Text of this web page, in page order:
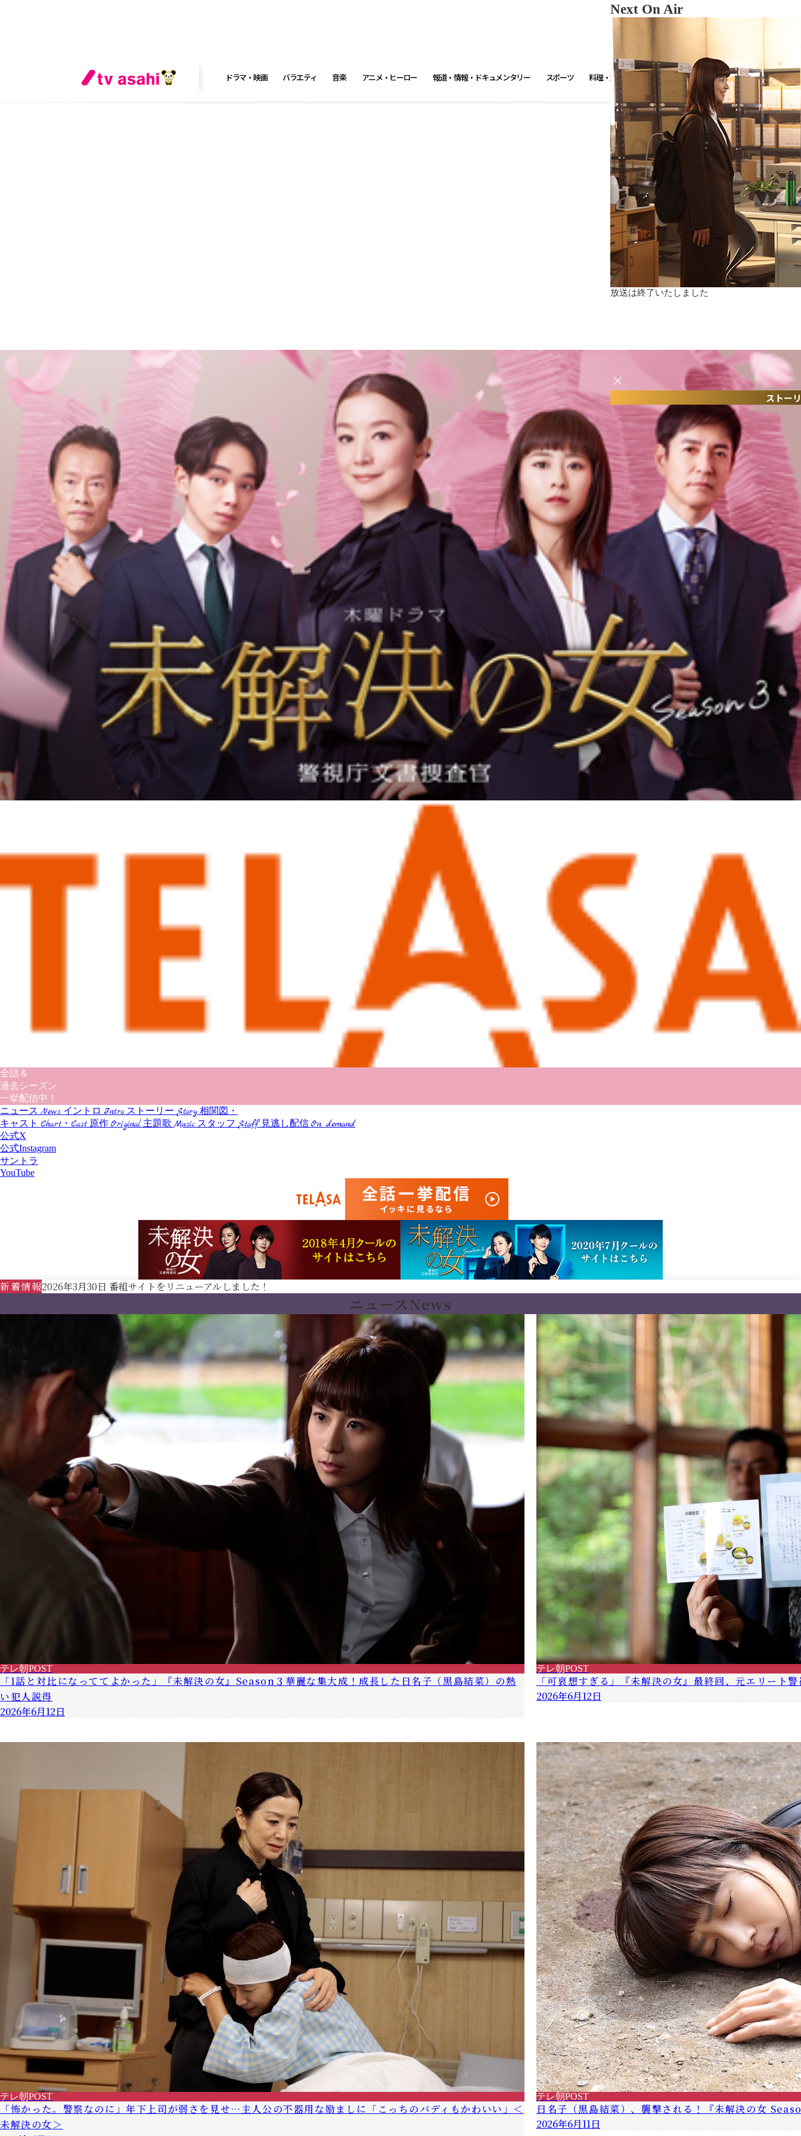
ドラマ・映画 バラエティ 音楽 アニメ・ヒーロー 報道・情報・ドキュメンタリー スポーツ 料理・旅・暮らし
番組表
Next On Air
放送は終了いたしました
ストー
全話＆
過去シーズン
一挙配信中！
ニュース News イントロ Intro ストーリー Story 相関図・
キャスト Chart・Cast 原作 Original 主題歌 Music スタッフ Staff 見逃し配信 On demand
公式X
公式Instagram
サントラ
YouTube
新着情報2026年3月30日 番組サイトをリニューアルしました！
ニュースNews
テレ朝POST
「1話と対比になっててよかった」『未解決の女』Season３華麗な集大成！成長した日名子（黒島結菜）の熱
い犯人説得
2026年6月12日
テレ朝POST
「可哀想すぎる」『未解決の女』最終回、元エリート
2026年6月12日
テレ朝POST
「怖かった。警察なのに」年下上司が弱さを見せ…主人公の不器用な励ましに「こっちのバディもかわいい」＜
未解決の女＞
テレ朝POST
日名子（黒島結菜）、襲撃される！『未解決の女
2026年6月11日